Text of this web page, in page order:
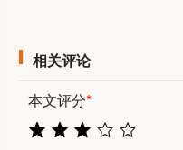
相关评论
本文评分*